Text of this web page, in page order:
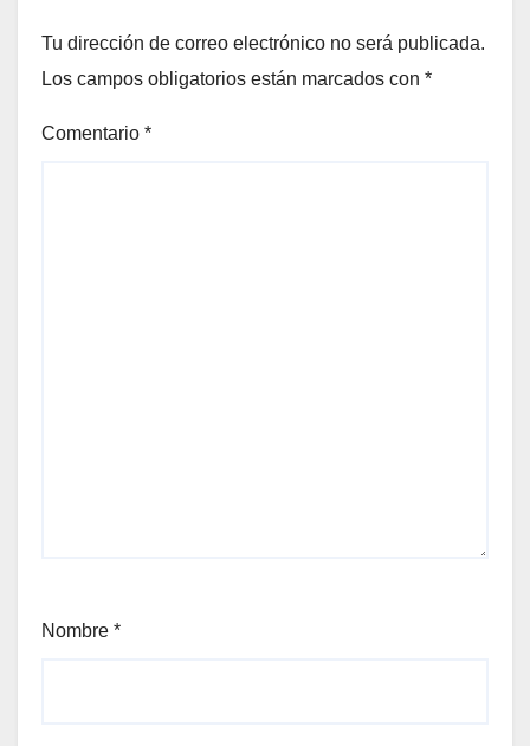
Tu dirección de correo electrónico no será publicada.
Los campos obligatorios están marcados con *
Comentario *
Nombre *